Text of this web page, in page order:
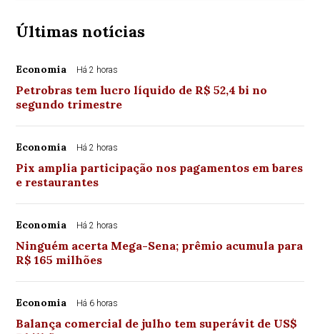
Últimas notícias
Economia Há 2 horas
Petrobras tem lucro líquido de R$ 52,4 bi no
segundo trimestre
Economia Há 2 horas
Pix amplia participação nos pagamentos em bares
e restaurantes
Economia Há 2 horas
Ninguém acerta Mega-Sena; prêmio acumula para
R$ 165 milhões
Economia Há 6 horas
Balança comercial de julho tem superávit de US$